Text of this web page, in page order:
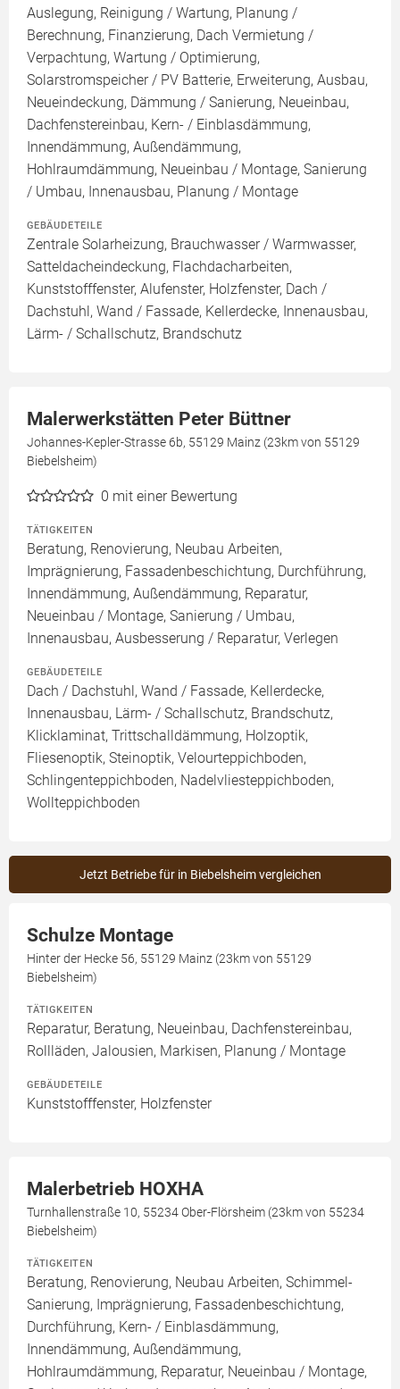
Auslegung, Reinigung / Wartung, Planung /
Berechnung, Finanzierung, Dach Vermietung /
Verpachtung, Wartung / Optimierung,
Solarstromspeicher / PV Batterie, Erweiterung, Ausbau,
Neueindeckung, Dämmung / Sanierung, Neueinbau,
Dachfenstereinbau, Kern- / Einblasdämmung,
Innendämmung, Außendämmung,
Hohlraumdämmung, Neueinbau / Montage, Sanierung
/ Umbau, Innenausbau, Planung / Montage
GEBÄUDETEILE
Zentrale Solarheizung, Brauchwasser / Warmwasser,
Satteldacheindeckung, Flachdacharbeiten,
Kunststofffenster, Alufenster, Holzfenster, Dach /
Dachstuhl, Wand / Fassade, Kellerdecke, Innenausbau,
Lärm- / Schallschutz, Brandschutz
Malerwerkstätten Peter Büttner
Johannes-Kepler-Strasse 6b, 55129 Mainz (23km von 55129
Biebelsheim)
0 mit einer Bewertung
TÄTIGKEITEN
Beratung, Renovierung, Neubau Arbeiten,
Imprägnierung, Fassadenbeschichtung, Durchführung,
Innendämmung, Außendämmung, Reparatur,
Neueinbau / Montage, Sanierung / Umbau,
Innenausbau, Ausbesserung / Reparatur, Verlegen
GEBÄUDETEILE
Dach / Dachstuhl, Wand / Fassade, Kellerdecke,
Innenausbau, Lärm- / Schallschutz, Brandschutz,
Klicklaminat, Trittschalldämmung, Holzoptik,
Fliesenoptik, Steinoptik, Velourteppichboden,
Schlingenteppichboden, Nadelvliesteppichboden,
Wollteppichboden
Jetzt Betriebe für in Biebelsheim vergleichen
Schulze Montage
Hinter der Hecke 56, 55129 Mainz (23km von 55129
Biebelsheim)
TÄTIGKEITEN
Reparatur, Beratung, Neueinbau, Dachfenstereinbau,
Rollläden, Jalousien, Markisen, Planung / Montage
GEBÄUDETEILE
Kunststofffenster, Holzfenster
Malerbetrieb HOXHA
Turnhallenstraße 10, 55234 Ober-Flörsheim (23km von 55234
Biebelsheim)
TÄTIGKEITEN
Beratung, Renovierung, Neubau Arbeiten, Schimmel-
Sanierung, Imprägnierung, Fassadenbeschichtung,
Durchführung, Kern- / Einblasdämmung,
Innendämmung, Außendämmung,
Hohlraumdämmung, Reparatur, Neueinbau / Montage,